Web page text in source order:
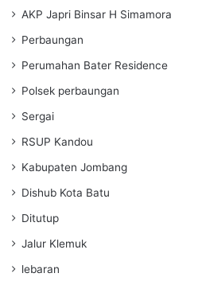
AKP Japri Binsar H Simamora
Perbaungan
Perumahan Bater Residence
Polsek perbaungan
Sergai
RSUP Kandou
Kabupaten Jombang
Dishub Kota Batu
Ditutup
Jalur Klemuk
lebaran